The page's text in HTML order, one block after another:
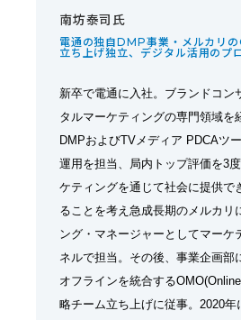
南坊泰司氏
電通の独自DMP事業・メルカリ
立ち上げ独立、デジタル活用のプ
新卒で電通に入社。ブランドコン
タルマーケティングの専門領域を
DMPおよびTVメディア PDCAツ
運用を担当、局内トップ評価を3
ケティングを通じて社会に提供で
ることを考え急成長期のメルカリ
ング・マネージャーとしてマーケ
ネルで担当。その後、事業企画部
オフラインを統合する
略チーム立ち上げに従事。2020年